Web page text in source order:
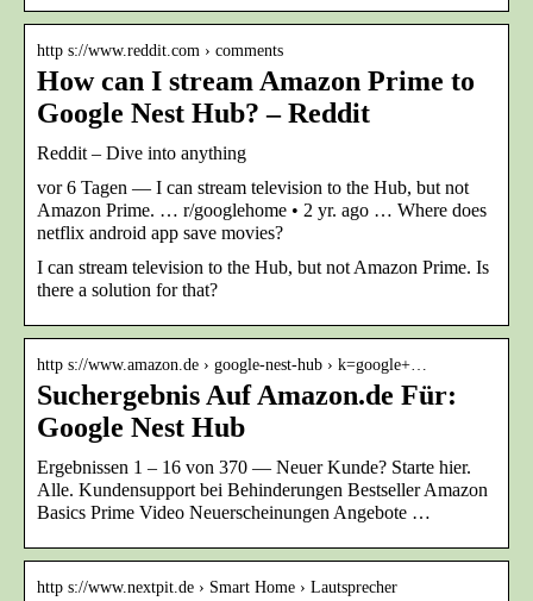
http s://www.reddit.com › comments
How can I stream Amazon Prime to
Google Nest Hub? – Reddit
Reddit – Dive into anything
vor 6 Tagen — I can stream television to the Hub, but not
Amazon Prime. … r/googlehome • 2 yr. ago … Where does
netflix android app save movies?
I can stream television to the Hub, but not Amazon Prime. Is
there a solution for that?
http s://www.amazon.de › google-nest-hub › k=google+…
Suchergebnis Auf Amazon.de Für:
Google Nest Hub
Ergebnissen 1 – 16 von 370 — Neuer Kunde? Starte hier.
Alle. Kundensupport bei Behinderungen Bestseller Amazon
Basics Prime Video Neuerscheinungen Angebote …
http s://www.nextpit.de › Smart Home › Lautsprecher